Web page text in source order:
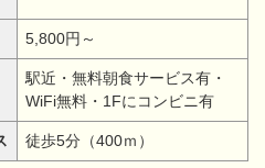
5,800円～
駅近・無料朝食サービス有・
WiFi無料・1Fにコンビニ有
徒歩5分（400ｍ）